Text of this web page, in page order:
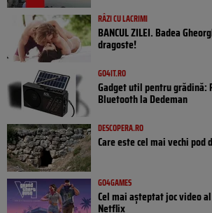
RÂZI CU LACRIMI
BANCUL ZILEI. Badea
dragoste!
GO4IT.RO
Gadget util pentru grădină:
Bluetooth la Dedeman
DESCOPERA.RO
Care este cel mai vechi pod
GO4GAMES
Cel mai așteptat joc video
Netflix